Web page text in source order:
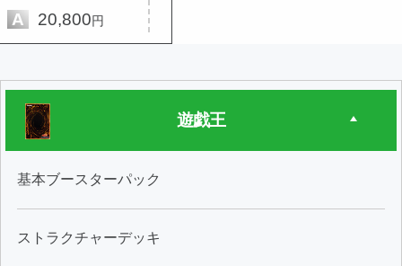
A 20,800円
遊戯王
基本ブースターパック
ストラクチャーデッキ